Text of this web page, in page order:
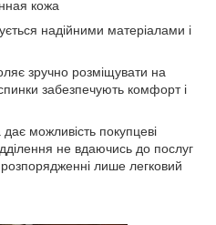
кожа
надійними матеріалами і
зручно розміщувати на
забезпечують комфорт і
можливість покупцеві
не вдаючись до послуг
лише легковий